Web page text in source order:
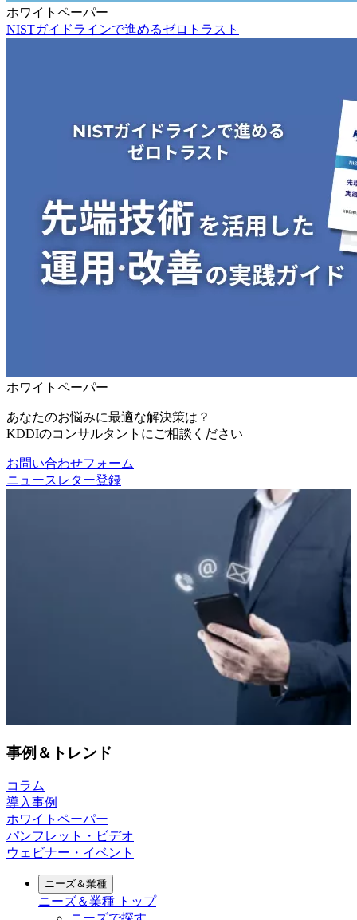
ホワイトペーパー
NISTガイドラインで進めるゼロトラスト
ホワイトペーパー
あなたのお悩みに最適な解決策は？
KDDIのコンサルタントにご相談ください
お問い合わせフォーム
ニュースレター登録
事例＆トレンド
コラム
導入事例
ホワイトペーパー
パンフレット・ビデオ
ウェビナー・イベント
ニーズ＆業種
ニーズ＆業種 トップ